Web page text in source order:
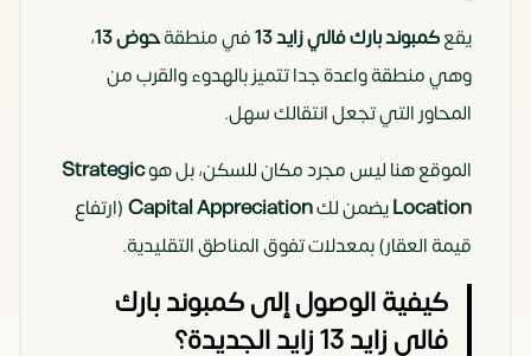
يقعكمبوند بارك فالي زايد 13 في منطقةحوض 13
،
وهي منطقة واعدة جدا تتميز بالهدوء والقرب من
المحاور التي تجعل انتقالك سهل.
الموقع هنا ليس مجرد مكان للسكن، بل هوStrategic
Locationيضمن لكCapital Appreciation(ارتفاع
قيمة العقار) بمعدلات تفوق المناطق التقليدية.
كيفية الوصول إلى كمبوند بارك
فالي زايد 13 زايد الجديدة؟